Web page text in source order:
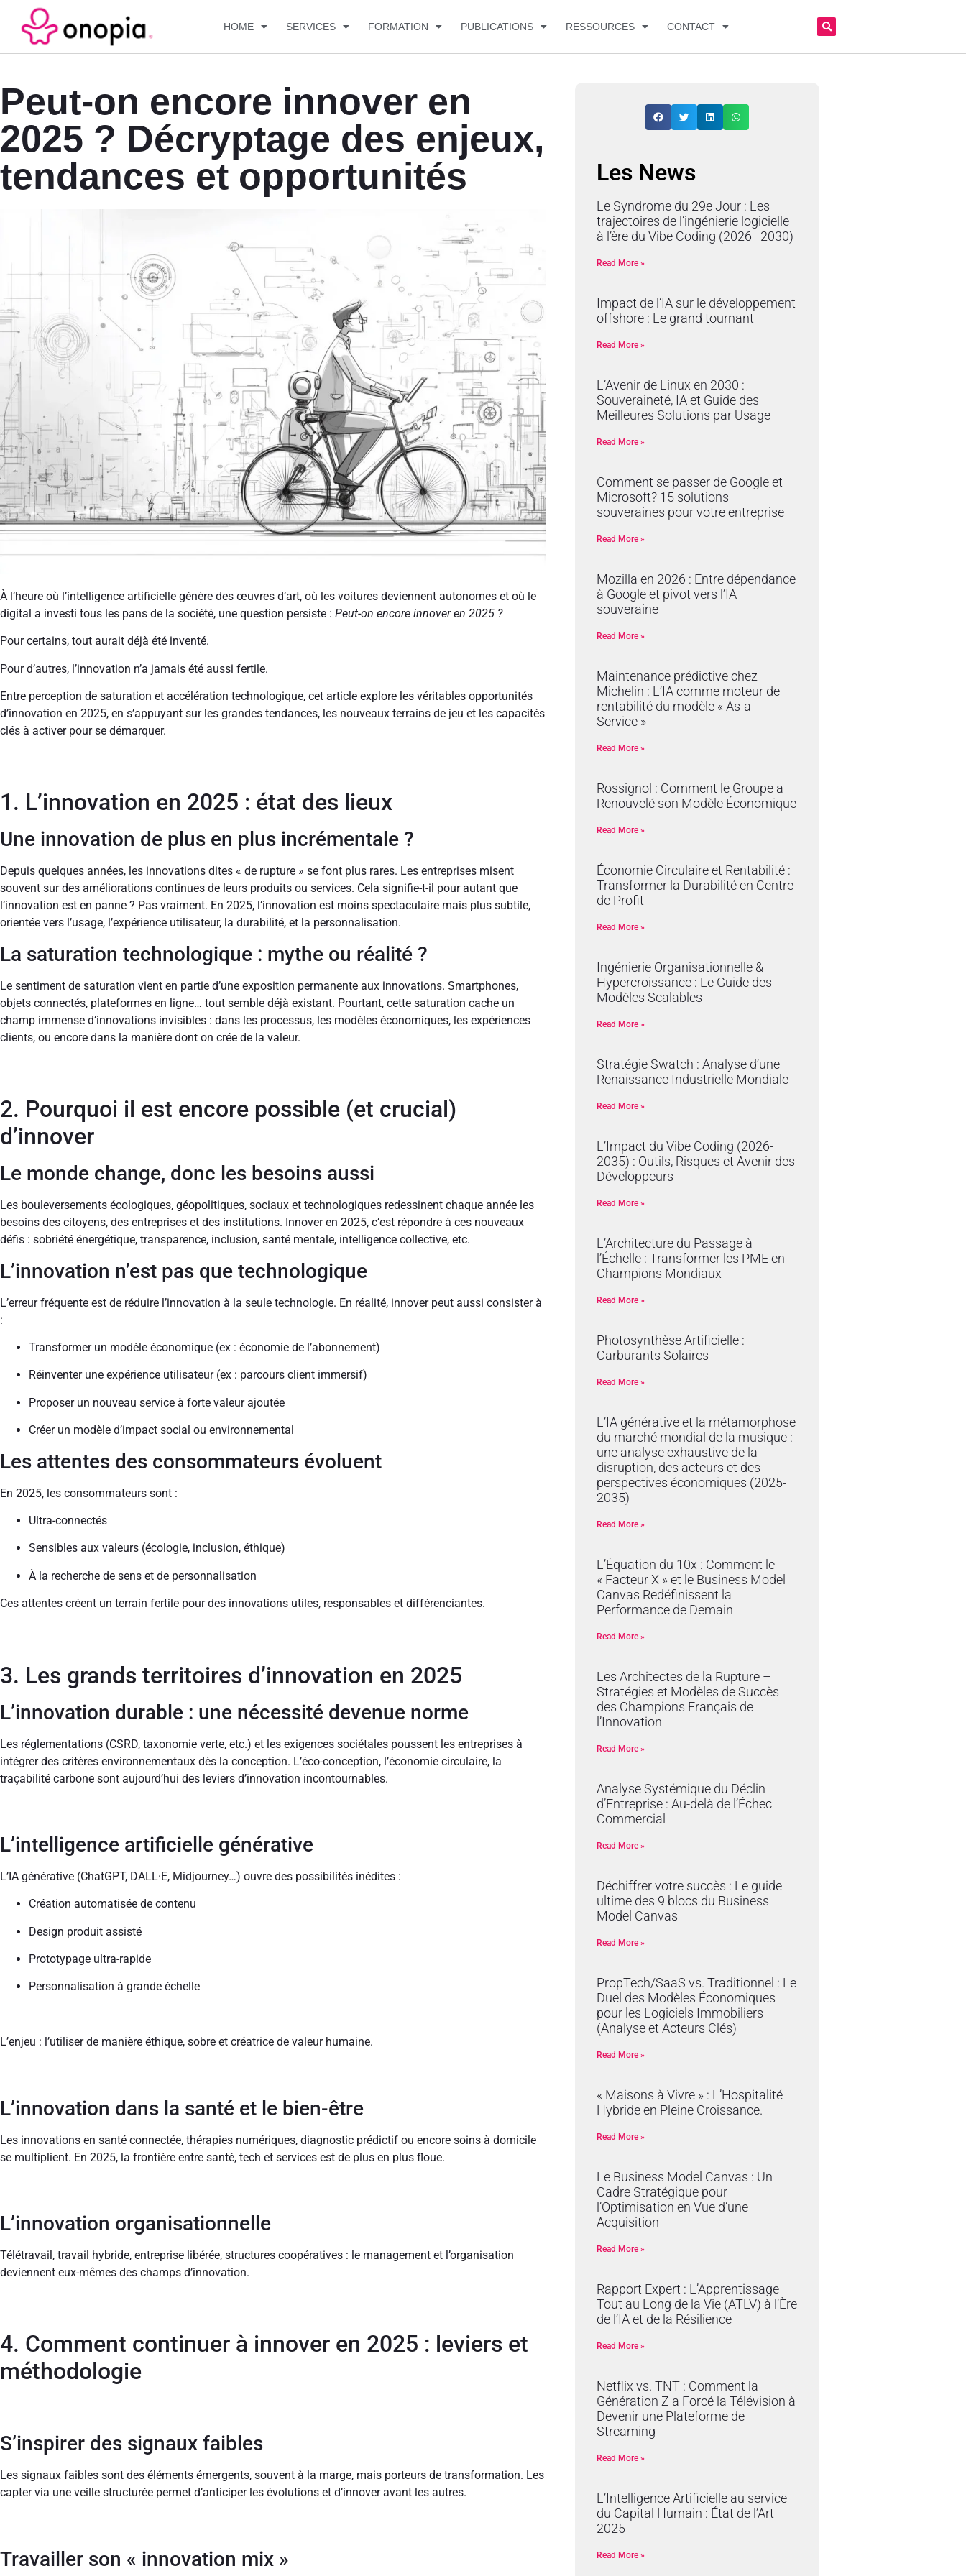
HOME SERVICES FORMATION PUBLICATIONS RESSOURCES CONTACT
Peut-on encore innover en
2025 ? Décryptage des enjeux,
tendances et opportunités
À l’heure où l’intelligence artificielle génère des œuvres d’art, où les voitures deviennent autonomes et où le
digital a investi tous les pans de la société, une question persiste : Peut-on encore innover en 2025 ?
Pour certains, tout aurait déjà été inventé.
Pour d’autres, l’innovation n’a jamais été aussi fertile.
Entre perception de saturation et accélération technologique, cet article explore les véritables opportunités
d’innovation en 2025, en s’appuyant sur les grandes tendances, les nouveaux terrains de jeu et les capacités
clés à activer pour se démarquer.
1. L’innovation en 2025 : état des lieux
Une innovation de plus en plus incrémentale ?
Depuis quelques années, les innovations dites « de rupture » se font plus rares. Les entreprises misent
souvent sur des améliorations continues de leurs produits ou services. Cela signifie-t-il pour autant que
l’innovation est en panne ? Pas vraiment. En 2025, l’innovation est moins spectaculaire mais plus subtile,
orientée vers l’usage, l’expérience utilisateur, la durabilité, et la personnalisation.
La saturation technologique : mythe ou réalité ?
Le sentiment de saturation vient en partie d’une exposition permanente aux innovations. Smartphones,
objets connectés, plateformes en ligne… tout semble déjà existant. Pourtant, cette saturation cache un
champ immense d’innovations invisibles : dans les processus, les modèles économiques, les expériences
clients, ou encore dans la manière dont on crée de la valeur.
2. Pourquoi il est encore possible (et crucial)
d’innover
Le monde change, donc les besoins aussi
Les bouleversements écologiques, géopolitiques, sociaux et technologiques redessinent chaque année les
besoins des citoyens, des entreprises et des institutions. Innover en 2025, c’est répondre à ces nouveaux
défis : sobriété énergétique, transparence, inclusion, santé mentale, intelligence collective, etc.
L’innovation n’est pas que technologique
L’erreur fréquente est de réduire l’innovation à la seule technologie. En réalité, innover peut aussi consister à
:
Transformer un modèle économique (ex : économie de l’abonnement)
Réinventer une expérience utilisateur (ex : parcours client immersif)
Proposer un nouveau service à forte valeur ajoutée
Créer un modèle d’impact social ou environnemental
Les attentes des consommateurs évoluent
En 2025, les consommateurs sont :
Ultra-connectés
Sensibles aux valeurs (écologie, inclusion, éthique)
À la recherche de sens et de personnalisation
Ces attentes créent un terrain fertile pour des innovations utiles, responsables et différenciantes.
3. Les grands territoires d’innovation en 2025
L’innovation durable : une nécessité devenue norme
Les réglementations (CSRD, taxonomie verte, etc.) et les exigences sociétales poussent les entreprises à
intégrer des critères environnementaux dès la conception. L’éco-conception, l’économie circulaire, la
traçabilité carbone sont aujourd’hui des leviers d’innovation incontournables.
L’intelligence artificielle générative
L’IA générative (ChatGPT, DALL·E, Midjourney…) ouvre des possibilités inédites :
Création automatisée de contenu
Design produit assisté
Prototypage ultra-rapide
Personnalisation à grande échelle
L’enjeu : l’utiliser de manière éthique, sobre et créatrice de valeur humaine.
L’innovation dans la santé et le bien-être
Les innovations en santé connectée, thérapies numériques, diagnostic prédictif ou encore soins à domicile
se multiplient. En 2025, la frontière entre santé, tech et services est de plus en plus floue.
L’innovation organisationnelle
Télétravail, travail hybride, entreprise libérée, structures coopératives : le management et l’organisation
deviennent eux-mêmes des champs d’innovation.
4. Comment continuer à innover en 2025 : leviers et
méthodologie
S’inspirer des signaux faibles
Les signaux faibles sont des éléments émergents, souvent à la marge, mais porteurs de transformation. Les
capter via une veille structurée permet d’anticiper les évolutions et d’innover avant les autres.
Travailler son « innovation mix »
Les News
Le Syndrome du 29e Jour : Les
trajectoires de l’ingénierie logicielle
à l’ère du Vibe Coding (2026–2030)
Read More »
Impact de l’IA sur le développement
offshore : Le grand tournant
Read More »
L’Avenir de Linux en 2030 :
Souveraineté, IA et Guide des
Meilleures Solutions par Usage
Read More »
Comment se passer de Google et
Microsoft? 15 solutions
souveraines pour votre entreprise
Read More »
Mozilla en 2026 : Entre dépendance
à Google et pivot vers l’IA
souveraine
Read More »
Maintenance prédictive chez
Michelin : L’IA comme moteur de
rentabilité du modèle « As-a-
Service »
Read More »
Rossignol : Comment le Groupe a
Renouvelé son Modèle Économique
Read More »
Économie Circulaire et Rentabilité :
Transformer la Durabilité en Centre
de Profit
Read More »
Ingénierie Organisationnelle &
Hypercroissance : Le Guide des
Modèles Scalables
Read More »
Stratégie Swatch : Analyse d’une
Renaissance Industrielle Mondiale
Read More »
L’Impact du Vibe Coding (2026-
2035) : Outils, Risques et Avenir des
Développeurs
Read More »
L’Architecture du Passage à
l’Échelle : Transformer les PME en
Champions Mondiaux
Read More »
Photosynthèse Artificielle :
Carburants Solaires
Read More »
L’IA générative et la métamorphose
du marché mondial de la musique :
une analyse exhaustive de la
disruption, des acteurs et des
perspectives économiques (2025-
2035)
Read More »
L’Équation du 10x : Comment le
« Facteur X » et le Business Model
Canvas Redéfinissent la
Performance de Demain
Read More »
Les Architectes de la Rupture –
Stratégies et Modèles de Succès
des Champions Français de
l’Innovation
Read More »
Analyse Systémique du Déclin
d’Entreprise : Au-delà de l’Échec
Commercial
Read More »
Déchiffrer votre succès : Le guide
ultime des 9 blocs du Business
Model Canvas
Read More »
PropTech/SaaS vs. Traditionnel : Le
Duel des Modèles Économiques
pour les Logiciels Immobiliers
(Analyse et Acteurs Clés)
Read More »
« Maisons à Vivre » : L’Hospitalité
Hybride en Pleine Croissance.
Read More »
Le Business Model Canvas : Un
Cadre Stratégique pour
l’Optimisation en Vue d’une
Acquisition
Read More »
Rapport Expert : L’Apprentissage
Tout au Long de la Vie (ATLV) à l’Ère
de l’IA et de la Résilience
Read More »
Netflix vs. TNT : Comment la
Génération Z a Forcé la Télévision à
Devenir une Plateforme de
Streaming
Read More »
L’Intelligence Artificielle au service
du Capital Humain : État de l’Art
2025
Read More »